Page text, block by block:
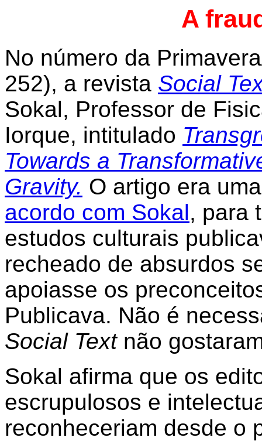
A
No número da
252), a revista Social
Sokal, Professor de
Iorque, intitulado
Towards a
Gravity. O artigo era
acordo com Sokal, para
estudos culturais
recheado de absurdos
apoiasse os
Publicava. Não é
Social Textnão
Sokal afirma que os
escrupulosos e
reconheceriam desde o